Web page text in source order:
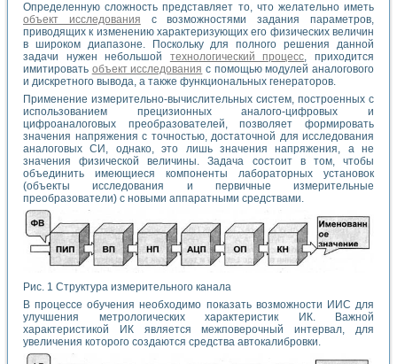
Определенную сложность представляет то, что желательно иметь
объект исследования с возможностями задания параметров,
приводящих к изменению характеризующих его физических величин
в широком диапазоне. Поскольку для полного решения данной
задачи нужен небольшой технологический процесс, приходится
имитировать объект исследования с помощью модулей аналогового
и дискретного вывода, а также функциональных генераторов.
Применение измерительно-вычислительных систем, построенных с
использованием прецизионных аналого-цифровых и
цифроаналоговых преобразователей, позволяет формировать
значения напряжения с точностью, достаточной для исследования
аналоговых СИ, однако, это лишь значения напряжения, а не
значения физической величины. Задача состоит в том, чтобы
объединить имеющиеся компоненты лабораторных установок
(объекты исследования и первичные измерительные
преобразователи) с новыми аппаратными средствами.
Рис. 1 Структура измерительного канала
В процессе обучения необходимо показать возможности ИИС для
улучшения метрологических характеристик ИК. Важной
характеристикой ИК является межповерочный интервал, для
увеличения которого создаются средства автокалибровки.